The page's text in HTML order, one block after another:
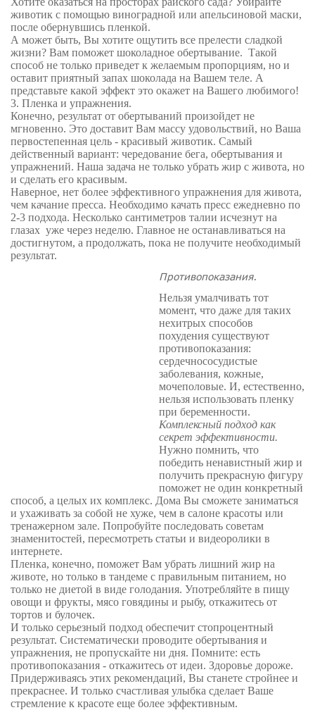
животик с помощью виноградной или апельсиновой маски,
после обернувшись пленкой.
А может быть, Вы хотите ощутить все прелести сладкой
жизни? Вам поможет шоколадное обертывание. Такой
способ не только приведет к желаемым пропорциям, но и
оставит приятный запах шоколада на Вашем теле. А
представьте какой эффект это окажет на Вашего любимого!
3. Пленка и упражнения.
Конечно, результат от обертываний произойдет не
мгновенно. Это доставит Вам массу удовольствий, но Ваша
первостепенная цель - красивый животик. Самый
действенный вариант: чередование бега, обертывания и
упражнений. Наша задача не только убрать жир с живота, но
и сделать его красивым.
Наверное, нет более эффективного упражнения для живота,
чем качание пресса. Необходимо качать пресс ежедневно по
2-3 подхода. Несколько сантиметров талии исчезнут на
глазах уже через неделю. Главное не останавливаться на
достигнутом, а продолжать, пока не получите необходимый
результат.
Противопоказания.
Нельзя умалчивать тот
момент, что даже для таких
нехитрых способов
похудения существуют
противопоказания:
сердечнососудистые
заболевания, кожные,
мочеполовые. И, естественно,
нельзя использовать пленку
при беременности.
Комплексный подход как
секрет эффективности.
Нужно помнить, что
победить ненавистный жир и
получить прекрасную фигуру
поможет не один конкретный
способ, а целых их комплекс. Дома Вы сможете заниматься
и ухаживать за собой не хуже, чем в салоне красоты или
тренажерном зале. Попробуйте последовать советам
знаменитостей, пересмотреть статьи и видеоролики в
интернете.
Пленка, конечно, поможет Вам убрать лишний жир на
животе, но только в тандеме с правильным питанием, но
только не диетой в виде голодания. Употребляйте в пищу
овощи и фрукты, мясо говядины и рыбу, откажитесь от
тортов и булочек.
И только серьезный подход обеспечит стопроцентный
результат. Систематически проводите обертывания и
упражнения, не пропускайте ни дня. Помните: есть
противопоказания - откажитесь от идеи. Здоровье дороже.
Придерживаясь этих рекомендаций, Вы станете стройнее и
прекраснее. И только счастливая улыбка сделает Ваше
стремление к красоте еще более эффективным.